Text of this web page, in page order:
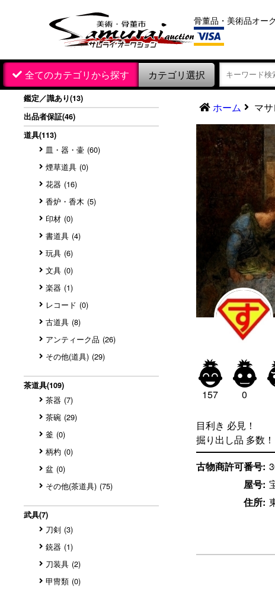
骨董品・美術品オー
全てのカテゴリから探す カテゴリ選択
鑑定／識あり(13)
出品者保証(46)
道具(113)
皿・器・壷 (60)
煙草道具 (0)
花器 (16)
香炉・香木 (5)
印材 (0)
書道具 (4)
玩具 (6)
文具 (0)
楽器 (1)
レコード (0)
古道具 (8)
アンティーク品 (26)
その他(道具) (29)
茶道具(109)
茶器 (7)
茶碗 (29)
釜 (0)
柄杓 (0)
盆 (0)
その他(茶道具) (75)
武具(7)
刀剣 (3)
銃器 (1)
刀装具 (2)
甲冑類 (0)
ホーム マ

157

0
目利き 必見！
掘り出し品 多数！
古物商許可番号:
屋号:
住所: